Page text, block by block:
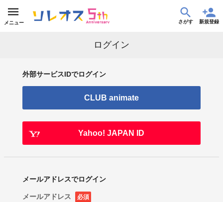
メニュー さがす 新規登録
ログイン
外部サービスIDでログイン
CLUB animate
Yahoo! JAPAN ID
メールアドレスでログイン
メールアドレス 必須